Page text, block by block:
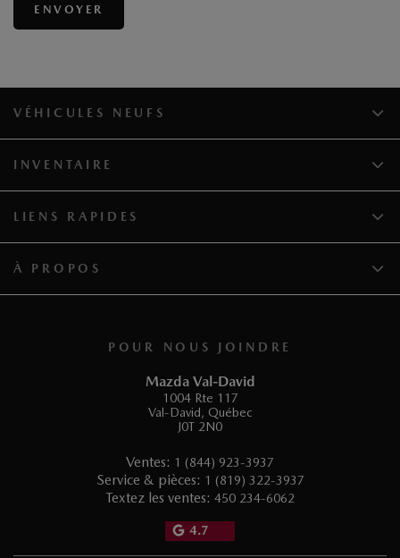
POUR NOUS JOINDRE
Mazda Val-David
1004 Rte 117
Val-David, Québec
J0T 2N0
Ventes: 1 (844) 923-3937
Service & pièces: 1 (819) 322-3937
Textez les ventes: 450 234-6062
4.7
VÉHICULES NEUFS
INVENTAIRE
LIENS RAPIDES
À PROPOS